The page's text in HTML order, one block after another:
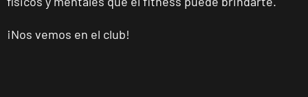
¡Nos vemos en el club!